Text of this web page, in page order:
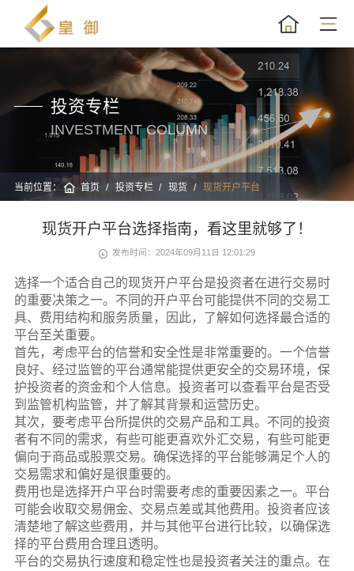
投资专栏
INVESTMENT COLUMN
当前位置： 首页 投资专栏 现货 现货开户平台
现货开户平台选择指南，看这里就够了！
发布时间：2024年09月11日 12:01:29
选择一个适合自己的现货开户平台是投资者在进行交易时
的重要决策之一。不同的开户平台可能提供不同的交易工
具、费用结构和服务质量，因此，了解如何选择最合适的
平台至关重要。
首先，考虑平台的信誉和安全性是非常重要的。一个信誉
良好、经过监管的平台通常能提供更安全的交易环境，保
护投资者的资金和个人信息。投资者可以查看平台是否受
到监管机构监管，并了解其背景和运营历史。
其次，要考虑平台所提供的交易产品和工具。不同的投资
者有不同的需求，有些可能更喜欢外汇交易，有些可能更
偏向于商品或股票交易。确保选择的平台能够满足个人的
交易需求和偏好是很重要的。
费用也是选择开户平台时需要考虑的重要因素之一。平台
可能会收取交易佣金、交易点差或其他费用。投资者应该
清楚地了解这些费用，并与其他平台进行比较，以确保选
择的平台费用合理且透明。
平台的交易执行速度和稳定性也是投资者关注的重点。在